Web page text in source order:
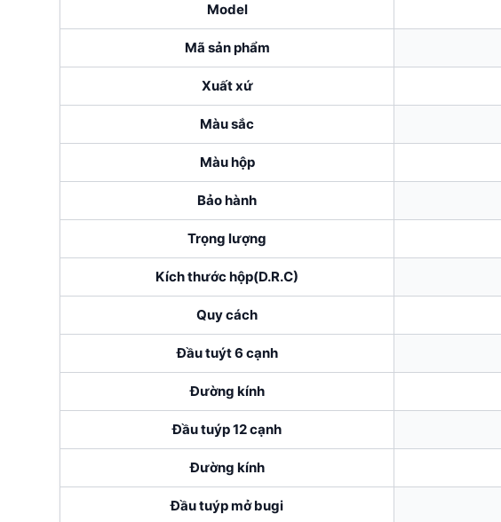
Model
Mã sản phẩm
Xuất xứ
Màu sắc
Màu hộp
Bảo hành
Trọng lượng
Kích thước hộp(D.R.C)
Quy cách
Đầu tuýt 6 cạnh
Đường kính
Đầu tuýp 12 cạnh
Đường kính
Đầu tuýp mở bugi